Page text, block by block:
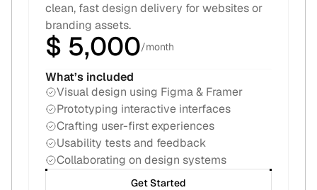
clean, fast design delivery for websites or
branding assets.
$ 5,000/month
What’s included
Visual design using Figma & Framer
Prototyping interactive interfaces
Crafting user-first experiences
Usability tests and feedback
Collaborating on design systems
Get Started